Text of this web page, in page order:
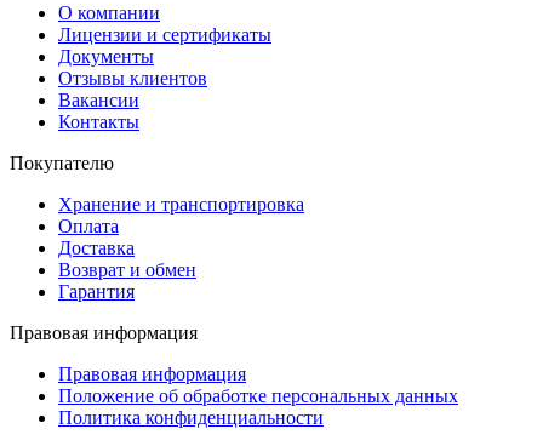
О компании
Лицензии и сертификаты
Документы
Отзывы клиентов
Вакансии
Контакты
Покупателю
Хранение и транспортировка
Оплата
Доставка
Возврат и обмен
Гарантия
Правовая информация
Правовая информация
Положение об обработке персональных данных
Политика конфиденциальности